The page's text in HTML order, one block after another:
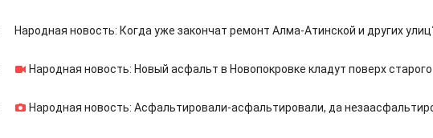
Народная новость: Когда уже закончат ремонт Алма-Атинской и других
Народная новость: Новый асфальт в Новопокровке кладут поверх старого
Народная новость: Асфальтировали-асфальтировали, да